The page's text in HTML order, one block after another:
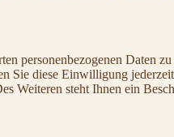
personenbezogenen Daten
Sie diese Einwilligung
Weiteren steht Ihnen ein